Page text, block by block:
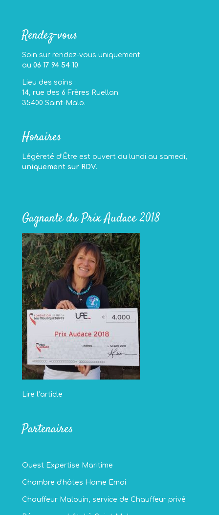
Rendez-vous
Soin sur rendez-vous uniquement
au 06 17 94 54 10.
Lieu des soins :
14, rue des 6 Frères Ruellan
35400 Saint-Malo.
Horaires
Légèreté d’Être est ouvert du lundi au samedi,
uniquement sur RDV.
Gagnante du Prix Audace 2018
Lire l’article
Partenaires
Ouest Expertise Maritime
Chambre d'hôtes Home Emoi
Chauffeur Malouin, service de Chauffeur privé